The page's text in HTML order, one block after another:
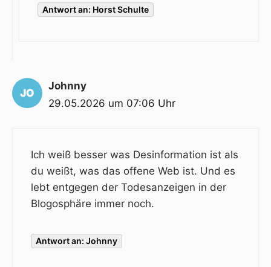
Antwort an: Horst Schulte
Johnny
29.05.2026 um 07:06 Uhr
Ich weiß besser was Desinformation ist als
du weißt, was das offene Web ist. Und es
lebt entgegen der Todesanzeigen in der
Blogosphäre immer noch.
Antwort an: Johnny